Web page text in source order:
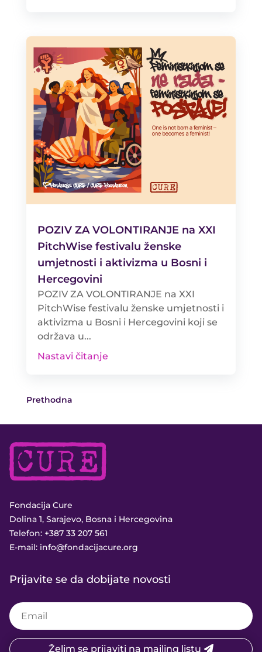
POZIV ZA VOLONTIRANJE na XXI
PitchWise festivalu ženske
umjetnosti i aktivizma u Bosni i
Hercegovini
POZIV ZA VOLONTIRANJE na XXI
PitchWise festivalu ženske umjetnosti i
aktivizma u Bosni i Hercegovini koji se
održava u...
Nastavi čitanje
Prethodna
Fondacija Cure
Dolina 1, Sarajevo, Bosna i Hercegovina
Telefon: +387 33 207 561
E-mail: info@fondacijacure.org
Prijavite se da dobijate novosti
Želim se prijaviti na mailing listu